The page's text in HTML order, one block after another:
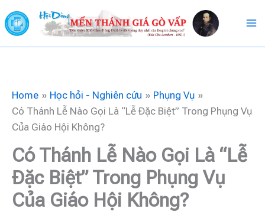
to
content
Home Học hỏi - Nghiên cứu
Phụng Vụ
Có Thánh Lễ Nào Gọi Là “Lễ Đặc Biệt” Trong Phụng Vụ
Của Giáo Hội Không?
Có Thánh Lễ Nào Gọi Là “Lễ
Đặc Biệt” Trong Phụng Vụ
Của Giáo Hội Không?